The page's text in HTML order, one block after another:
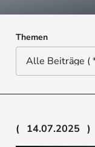
Themen
14.07.2025